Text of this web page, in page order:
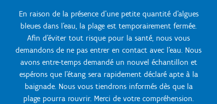
En raison de la présence d'une petite quantité d'algues
bleues dans l'eau, la plage est temporairement fermée.
Afin d'éviter tout risque pour la santé, nous vous
demandons de ne pas entrer en contact avec l'eau. Nous
avons entre-temps demandé un nouvel échantillon et
espérons que l'étang sera rapidement déclaré apte à la
baignade. Nous vous tiendrons informés dès que la
plage pourra rouvrir. Merci de votre compréhension.
Cyclisme avec hébergement
Découvrez nos week-ends sportifs, où vous
pourrez profiter pleinement du plaisir du vélo.
Enfourchez votre deux-roues et explorez les
magnifiques pistes cyclables de la région avec